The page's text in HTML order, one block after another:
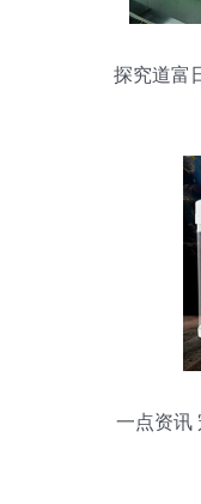
探究道富
一点资讯